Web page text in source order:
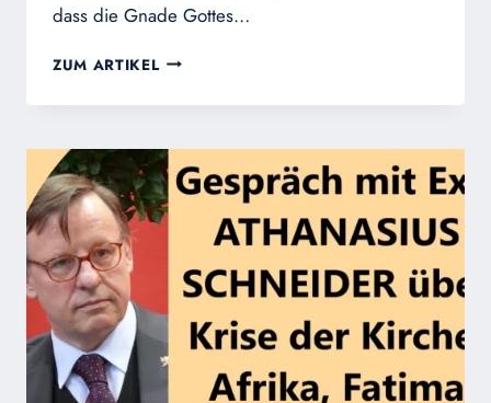
dass die Gnade Gottes…
ZUM ARTIKEL DIE
DER